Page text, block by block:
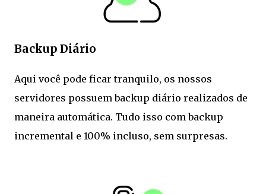
Backup Diário
Aqui você pode ficar tranquilo, os nossos
servidores possuem backup diário realizados de
maneira automática. Tudo isso com backup
incremental e 100% incluso, sem surpresas.